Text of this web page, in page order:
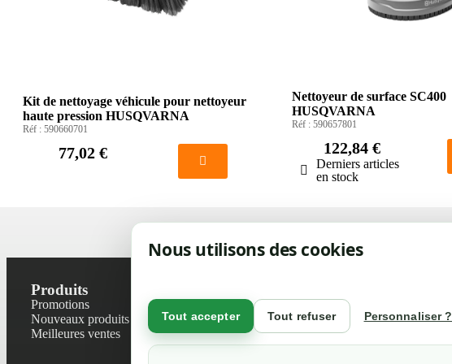
Nous utilisons des cookies
Tout accepter Tout refuser Personnaliser ?
Kit de nettoyage véhicule pour nettoyeur
haute pression HUSQVARNA
Réf : 590660701
77,02 €
Nettoyeur de surface SC400
HUSQVARNA
Réf : 590657801
122,84 €
Derniers articles
en stock
Produits
Promotions
Nouveaux produits
Meilleures ventes
Contactez-nous
Plan du site
Magasin
Mentions légales